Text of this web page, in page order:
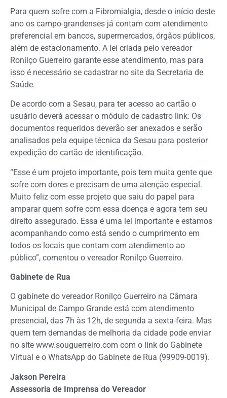
Para quem sofre com a Fibromialgia, desde o início deste
ano os campo-grandenses já contam com atendimento
preferencial em bancos, supermercados, órgãos públicos,
além de estacionamento. A lei criada pelo vereador
Ronilço Guerreiro garante esse atendimento, mas para
isso é necessário se cadastrar no site da Secretaria de
Saúde.
De acordo com a Sesau, para ter acesso ao cartão o
usuário deverá acessar o módulo de cadastro link: Os
documentos requeridos deverão ser anexados e serão
analisados pela equipe técnica da Sesau para posterior
expedição do cartão de identificação.
“Esse é um projeto importante, pois tem muita gente que
sofre com dores e precisam de uma atenção especial.
Muito feliz com esse projeto que saiu do papel para
amparar quem sofre com essa doença e agora tem seu
direito assegurado. Essa é uma lei importante e estamos
acompanhando como está sendo o cumprimento em
todos os locais que contam com atendimento ao
público”, comentou o vereador Ronilço Guerreiro.
Gabinete de Rua
O gabinete do vereador Ronilço Guerreiro na Câmara
Municipal de Campo Grande está com atendimento
presencial, das 7h às 12h, de segunda a sexta-feira. Mas
quem tem demandas de melhoria da cidade pode enviar
no site www.souguerreiro.com com o link do Gabinete
Virtual e o WhatsApp do Gabinete de Rua (99909-0019).
Jakson Pereira
Assessoria de Imprensa do Vereador